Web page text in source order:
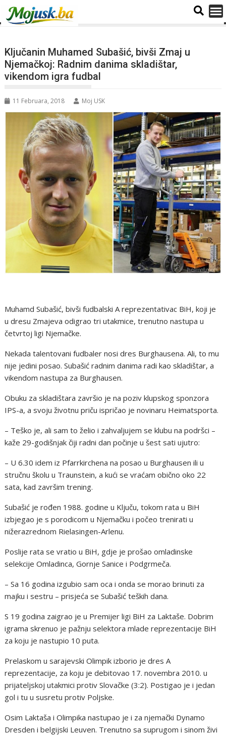
Ključanin Muhamed Subašić, bivši Zmaj u
Njemačkoj: Radnim danima skladištar,
vikendom igra fudbal
11 Februara, 2018 Moj USK
Muhamd Subašić, bivši fudbalski A reprezentativac BiH, koji je
u dresu Zmajeva odigrao tri utakmice, trenutno nastupa u
četvrtoj ligi Njemačke.
Nekada talentovani fudbaler nosi dres Burghausena. Ali, to mu
nije jedini posao. Subašić radnim danima radi kao skladištar, a
vikendom nastupa za Burghausen.
Obuku za skladištara završio je na poziv klupskog sponzora
IPS-a, a svoju životnu priču ispričao je novinaru Heimatsporta.
– Teško je, ali sam to želio i zahvaljujem se klubu na podršci –
kaže 29-godišnjak čiji radni dan počinje u šest sati ujutro:
– U 6.30 idem iz Pfarrkirchena na posao u Burghausen ili u
stručnu školu u Traunstein, a kući se vraćam obično oko 22
sata, kad završim trening.
Subašić je rođen 1988. godine u Ključu, tokom rata u BiH
izbjegao je s porodicom u Njemačku i počeo trenirati u
nižerazrednom Rielasingen-Arlenu.
Poslije rata se vratio u BiH, gdje je prošao omladinske
selekcije Omladinca, Gornje Sanice i Podgrmeča.
– Sa 16 godina izgubio sam oca i onda se morao brinuti za
majku i sestru – prisjeća se Subašić teških dana.
S 19 godina zaigrao je u Premijer ligi BiH za Laktaše. Dobrim
igrama skrenuo je pažnju selektora mlade reprezentacije BiH
za koju je nastupio 10 puta.
Prelaskom u sarajevski Olimpik izborio je dres A
reprezentacije, za koju je debitovao 17. novembra 2010. u
prijateljskoj utakmici protiv Slovačke (3:2). Postigao je i jedan
gol i tu u susretu protiv Poljske.
Osim Laktaša i Olimpika nastupao je i za njemački Dynamo
Dresden i belgijski Leuven. Trenutno sa suprugom i sinom živi